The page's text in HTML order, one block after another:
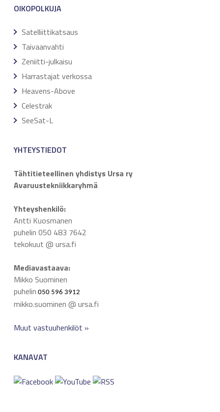
OIKOPOLKUJA
Satelliittikatsaus
Taivaanvahti
Zeniitti-julkaisu
Harrastajat verkossa
Heavens-Above
Celestrak
SeeSat-L
YHTEYSTIEDOT
Tähtitieteellinen yhdistys Ursa ry
Avaruustekniikkaryhmä
Yhteyshenkilö:
Antti Kuosmanen
puhelin 050 483 7642
tekokuut @ ursa.fi
Mediavastaava:
Mikko Suominen
puhelin 050 596 3912
mikko.suominen @ ursa.fi
Muut vastuuhenkilöt »
KANAVAT